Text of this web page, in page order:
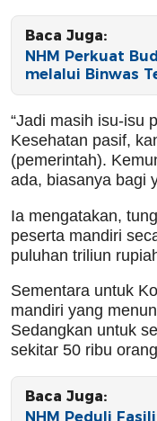
Baca Juga:
NHM Perkuat
melalui Binwas
“Jadi masih isu-isu
Kesehatan pasif,
(pemerintah).
ada, biasanya bagi
Ia mengatakan,
peserta mandiri
puluhan triliun
Sementara untuk
mandiri yang
Sedangkan untuk
sekitar 50 ribu
Baca Juga:
NHM Peduli